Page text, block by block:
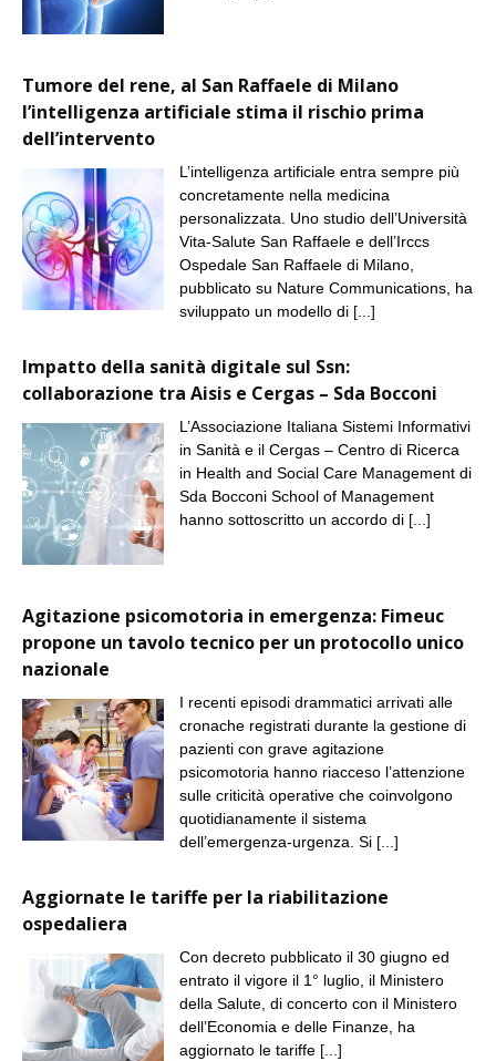
Tumore del rene, al San Raffaele di Milano
l’intelligenza artificiale stima il rischio prima
dell’intervento
L’intelligenza artificiale entra sempre più
concretamente nella medicina
personalizzata. Uno studio dell’Università
Vita-Salute San Raffaele e dell’Irccs
Ospedale San Raffaele di Milano,
pubblicato su Nature Communications, ha
sviluppato un modello di [...]
Impatto della sanità digitale sul Ssn:
collaborazione tra Aisis e Cergas – Sda Bocconi
L’Associazione Italiana Sistemi Informativi
in Sanità e il Cergas – Centro di Ricerca
in Health and Social Care Management di
Sda Bocconi School of Management
hanno sottoscritto un accordo di [...]
Agitazione psicomotoria in emergenza: Fimeuc
propone un tavolo tecnico per un protocollo unico
nazionale
I recenti episodi drammatici arrivati alle
cronache registrati durante la gestione di
pazienti con grave agitazione
psicomotoria hanno riacceso l’attenzione
sulle criticità operative che coinvolgono
quotidianamente il sistema
dell’emergenza-urgenza. Si [...]
Aggiornate le tariffe per la riabilitazione
ospedaliera
Con decreto pubblicato il 30 giugno ed
entrato il vigore il 1° luglio, il Ministero
della Salute, di concerto con il Ministero
dell’Economia e delle Finanze, ha
aggiornato le tariffe [...]